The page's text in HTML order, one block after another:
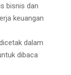
bisnis dan
keuangan
dalam
dibaca